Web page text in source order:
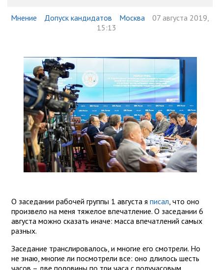
Мнение Допуск кандидатов Москва
07 августа 2019,
15:13
О заседании рабочей группы 1 августа я писал, что оно
произвело на меня тяжелое впечатление. О заседании 6
августа можно сказать иначе: масса впечатлений самых
разных.
Заседание транслировалось, и многие его смотрели. Но
не знаю, многие ли посмотрели все: оно длилось шесть